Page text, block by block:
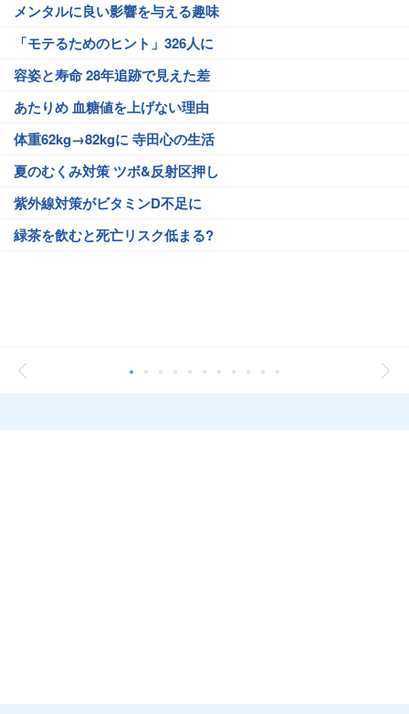
メンタルに良い影響を与える趣味
「モテるためのヒント」326人に
容姿と寿命 28年追跡で見えた差
あたりめ 血糖値を上げない理由
体重62kg→82kgに 寺田心の生活
夏のむくみ対策 ツボ&反射区押し
紫外線対策がビタミンD不足に
緑茶を飲むと死亡リスク低まる?